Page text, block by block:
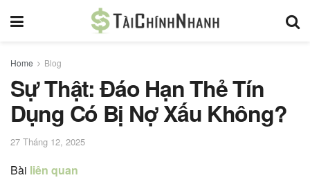
Home Blog
Sự Thật: Đáo Hạn Thẻ Tín
Dụng Có Bị Nợ Xấu Không?
27 Tháng 12, 2025
Bài liên quan